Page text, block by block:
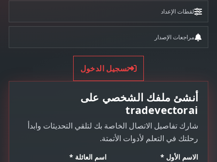
لقطات الإعداد
مراجعات الإصدار
تسجيل الدخول
أنشئ ملفك الشخصي على
tradevectorai
شارك تفاصيل الاتصال الخاصة بك لتلقي التحديثات وابدأ
رحلتك في التعلم لأدوات الأتمتة.
الاسم الأول * اسم العائلة *